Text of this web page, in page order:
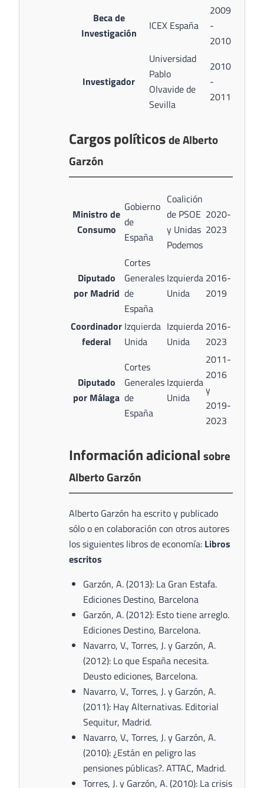
Beca de
Investigación
ICEX España
2009
-
2010
Investigador
Universidad
Pablo
Olvavide de
Sevilla
2010
-
2011
Cargos políticosde Alberto
Garzón
Ministro de
Consumo
Gobierno
de
España
Coalición
de PSOE
y Unidas
Podemos
2020-
2023
Diputado
por Madrid
Cortes
Generales
de
España
Izquierda
Unida
2016-
2019
Coordinador
federal
Izquierda
Unida
Izquierda
Unida
2016-
2023
Diputado
por Málaga
Cortes
Generales
de
España
Izquierda
Unida
2011-
2016
y
2019-
2023
Información adicional sobre
Alberto Garzón
Alberto Garzón ha escrito y publicado
sólo o en colaboración con otros autores
los siguientes libros de economía: Libros
escritos
Garzón, A. (2013): La Gran Estafa.
Ediciones Destino, Barcelona
Garzón, A. (2012): Esto tiene arreglo.
Ediciones Destino, Barcelona.
Navarro, V., Torres, J. y Garzón, A.
(2012): Lo que España necesita.
Deusto ediciones, Barcelona.
Navarro, V., Torres, J. y Garzón, A.
(2011): Hay Alternativas. Editorial
Sequitur, Madrid.
Navarro, V., Torres, J. y Garzón, A.
(2010): ¿Están en peligro las
pensiones públicas?. ATTAC, Madrid.
Torres, J. y Garzón, A. (2010): La crisis